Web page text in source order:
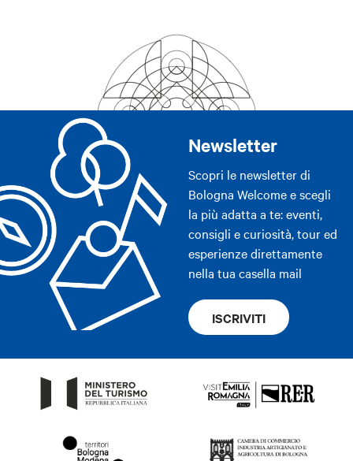
Newsletter
Scopri le newsletter di
Bologna Welcome e scegli
la più adatta a te: eventi,
consigli e curiosità, tour ed
esperienze direttamente
nella tua casella mail
ISCRIVITI